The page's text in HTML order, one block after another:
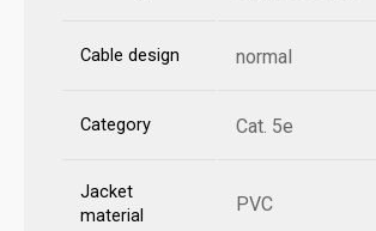
Cable design normal
Category Cat. 5e
Jacket
material
PVC